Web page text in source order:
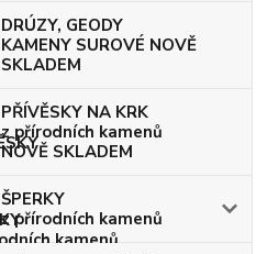
DRÚZY, GEODY
KAMENY SUROVÉ NOVĚ
SKLADEM
PŘÍVĚSKY NA KRK
z přírodních kamenů
NOVĚ SKLADEM
ŠPERKY
z přírodních kamenů